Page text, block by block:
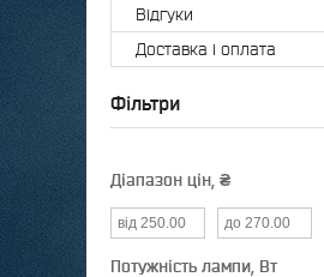
Відгуки
Доставка і оплата
Фільтри
Діапазон цін, ₴
Потужність лампи, Вт